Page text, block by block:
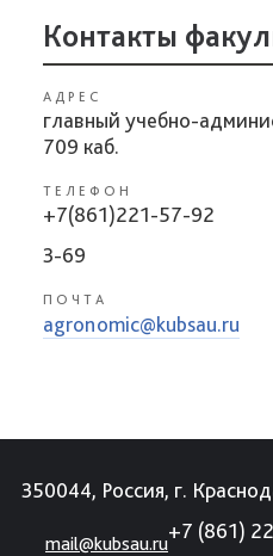
Контакты
АДРЕС
главный учебно-
709 каб.
ТЕЛЕФОН
+7(861)221-57-92
3-69
ПОЧТА
agronomic@kubsau.ru
350044, Россия, г.
mail@kubsau.ru
+7 (861)